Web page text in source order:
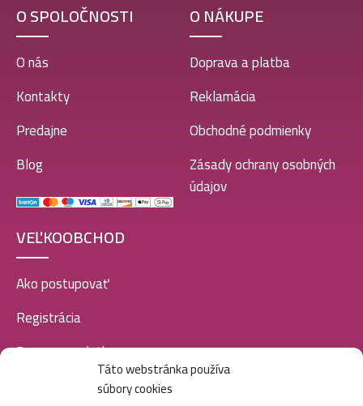
Táto webstránka používa
súbory cookies
O SPOLOČNOSTI
O nás
Kontakty
Predajne
Blog
O NÁKUPE
Doprava a platba
Reklamácia
Obchodné podmienky
Zásady ochrany osobných
údajov
VEĽKOOBCHOD
Ako postupovať
Registrácia
Doprava a platba